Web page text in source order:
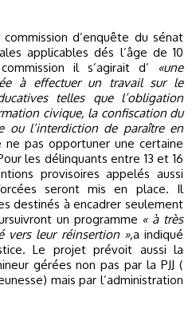
d’enquête du sénat
applicables dés l’âge de 10
il s’agirait d’ «une
à effectuer un travail sur le
telles que l’obligation
civique, la confiscation du
ou l’interdiction de paraître en
ne pas opportuner une certaine
les délinquants entre 13 et 16
provisoires appelés aussi
seront mis en place. Il
destinés à encadrer seulement
un programme « à très
vers leur réinsertion »,a indiqué
Le projet prévoit aussi la
gérées non pas par la PJJ (
mais par l’administration